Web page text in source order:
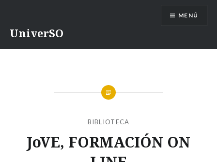
UniverSO
MENÚ
BIBLIOTECA
JoVE, FORMACIÓN ON